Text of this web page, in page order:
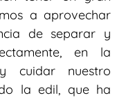
a aprovechar
de separar y
en la
cuidar nuestro
la edil, que ha